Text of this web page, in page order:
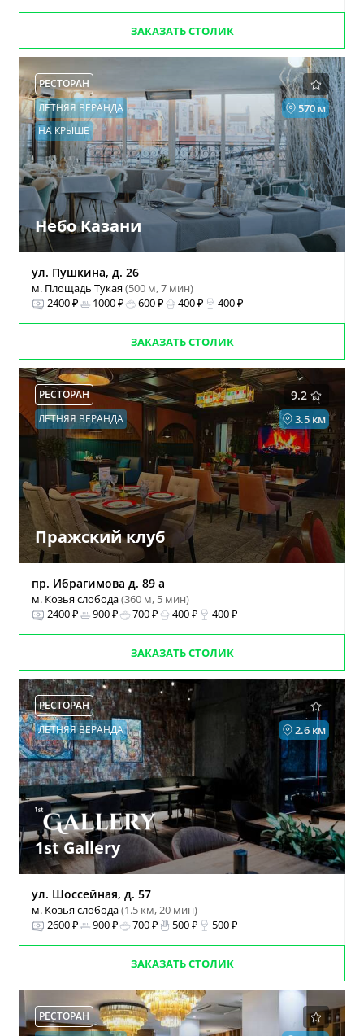
ЗАКАЗАТЬ СТОЛИК
РЕСТОРАН
570 м
ЛЕТНЯЯ ВЕРАНДА
НА КРЫШЕ
Небо Казани
ул. Пушкина, д. 26
м. Площадь Тукая(500 м, 7 мин)
2400 ₽
1000 ₽ 600 ₽ 400 ₽ 400 ₽
ЗАКАЗАТЬ СТОЛИК
9.2
РЕСТОРАН
3.5 км
ЛЕТНЯЯ ВЕРАНДА
Пражский клуб
пр. Ибрагимова д. 89 а
м. Козья слобода(360 м, 5 мин)
2400 ₽
900 ₽ 700 ₽ 400 ₽ 400 ₽
ЗАКАЗАТЬ СТОЛИК
РЕСТОРАН
2.6 км
ЛЕТНЯЯ ВЕРАНДА
1st Gallery
ул. Шоссейная, д. 57
м. Козья слобода(1.5 км, 20 мин)
2600 ₽
900 ₽ 700 ₽ 500 ₽ 500 ₽
ЗАКАЗАТЬ СТОЛИК
РЕСТОРАН